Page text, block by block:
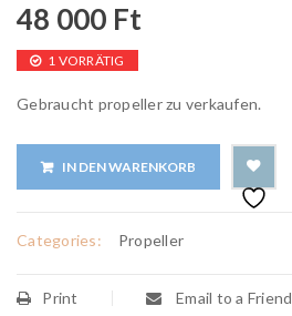
48 000 Ft
1 VORRÄTIG
Gebraucht propeller zu verkaufen.
IN DEN WARENKORB
Categories: Propeller
Print Email to a Friend